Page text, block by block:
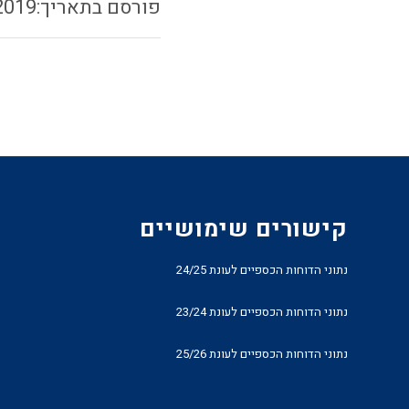
קישורים שימושיים
נתוני הדוחות הכספיים לעונת 24/25
נתוני הדוחות הכספיים לעונת 23/24
נתוני הדוחות הכספיים לעונת 25/26